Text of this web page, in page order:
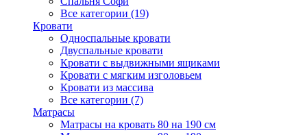
Все категории (19)
Кровати
Односпальные кровати
Двуспальные кровати
Кровати с выдвижными ящиками
Кровати с мягким изголовьем
Кровати из массива
Все категории (7)
Матрасы
Матрасы на кровать 80 на 190 см